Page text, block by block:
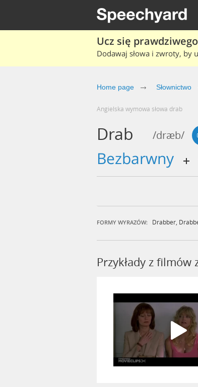
Ucz się
Dodawaj słowa i zwroty, by
Home page Słownictwo
Angielska wymowa słowa drab
Drab /dræb/
bezbarwny
FORMY WYRAZÓW: Drabber
Przykłady z filmów